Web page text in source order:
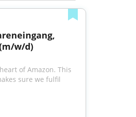
w/d)
of Amazon. This
sure we fulfil